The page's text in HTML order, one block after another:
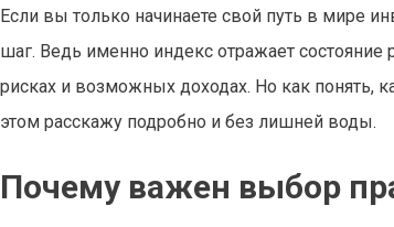
Если вы только начинаете свой путь в мире
шаг. Ведь именно индекс отражает состояние
рисках и возможных доходах. Но как понять,
этом расскажу подробно и без лишней воды.
Почему важен выбор